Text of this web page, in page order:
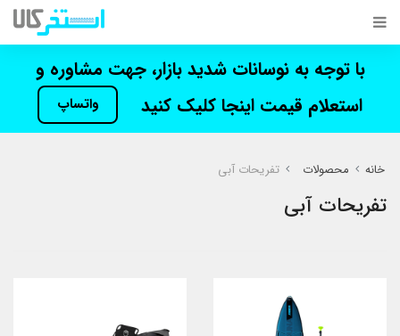
با توجه به نوسانات شدید بازار، جهت مشاوره و
استعلام قیمت اینجا کلیک کنید
واتساپ
خانه محصولات تفریحات آبی
تفریحات آبی